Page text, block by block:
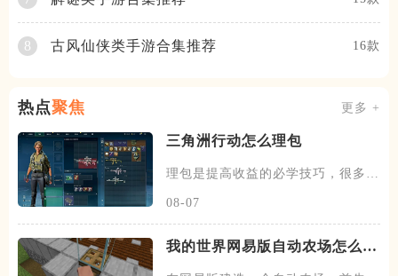
8 古风仙侠类手游合集推荐 16款
热点聚焦 更多 +
三角洲行动怎么理包
理包是提高收益的必学技巧，很多玩
08-07
我的世界网易版自动农场怎么建